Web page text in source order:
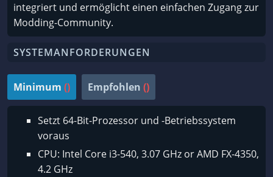
integriert und ermöglicht einen einfachen Zugang zur
Modding-Community.
SYSTEMANFORDERUNGEN
Minimum () Empfohlen ()
Setzt 64-Bit-Prozessor und -Betriebssystem
voraus
CPU: Intel Core i3-540, 3.07 GHz or AMD FX-4350,
4.2 GHz